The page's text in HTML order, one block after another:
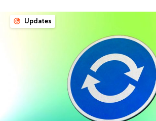
Updates